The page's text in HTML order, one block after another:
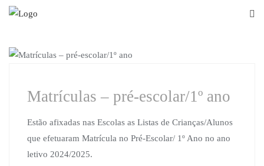
Skip
Matrículas – pré-escolar/1º ano
Estão afixadas nas Escolas as Listas de Crianças/Alunos
que efetuaram Matrícula no Pré-Escolar/ 1º Ano no ano
letivo 2024/2025.